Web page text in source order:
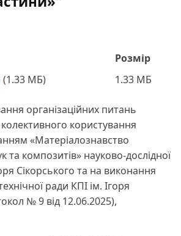
Розмір
(1.33 МБ) 1.33 МБ
організаційних питань
користування
«Матеріалознавство
та композитів» науково-дослідної
Сікорського та на виконання
ради КПІ ім. Ігоря
№ 9 від 12.06.2025),